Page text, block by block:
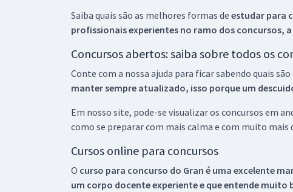
Saiba quais são as melhores formas de estudar para
profissionais experientes no ramo dos concursos,
Concursos abertos: saiba sobre todos os
Conte com a nossa ajuda para ficar sabendo quais são
manter sempre atualizado, isso porque um
Em nosso site, pode-se visualizar os concursos em
como se preparar com mais calma e com muito mais
Cursos online para concursos
O curso para concurso do Gran é uma excelente
um corpo docente experiente e que entende